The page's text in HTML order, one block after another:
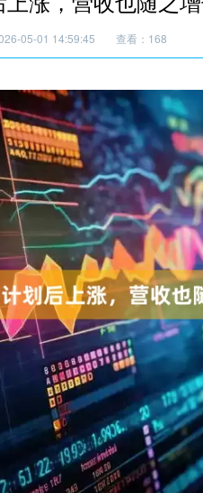
05-01 14:59:45 查看：168